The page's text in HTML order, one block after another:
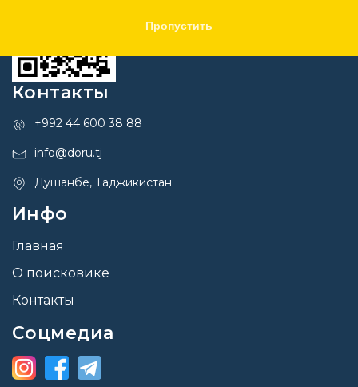
Пропустить
Контакты
+992 44 600 38 88
info@doru.tj
Душанбе, Таджикистан
Инфо
Главная
О поисковике
Контакты
Соцмедиа